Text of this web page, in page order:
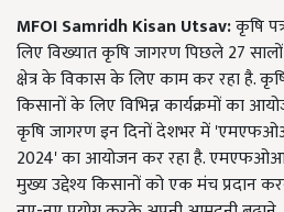
MFOI Samridh Kisan Utsav:कृषि
लिए विख्यात कृषि जागरण पिछले 27
क्षेत्र के विकास के लिए काम कर रहा है.
किसानों के लिए विभिन्न कार्यक्रमों का
कृषि जागरण इन दिनों देशभर में
2024' का आयोजन कर रहा है.
मुख्य उद्देश्य किसानों को एक मंच प्रदान